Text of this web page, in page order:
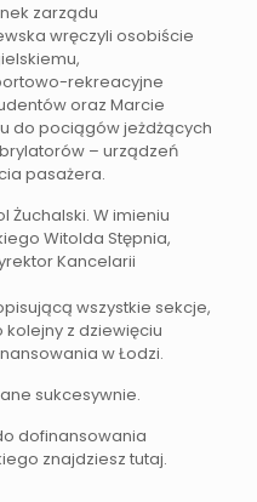
zarządu
wręczyli osobiście
rekreacyjne
oraz Marcie
do pociągów jeżdżących
– urządzeń
pasażera.
Żuchalski. W imieniu
Witolda Stępnia,
Kancelarii
wszystkie sekcje,
kolejny z dziewięciu
w Łodzi.
sukcesywnie.
dofinansowania
znajdziesz tutaj.